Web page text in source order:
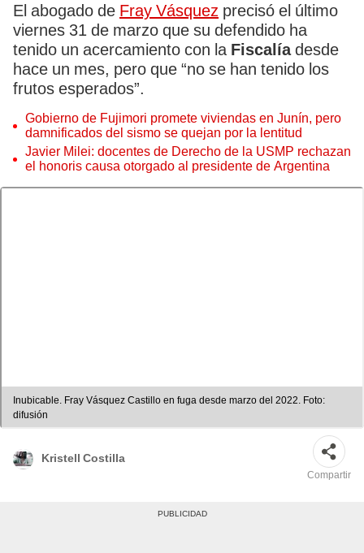
El abogado de Fray Vásquez precisó el último
viernes 31 de marzo que su defendido ha
tenido un acercamiento con la Fiscalíadesde
hace un mes, pero que “no se han tenido los
frutos esperados”.
Gobierno de Fujimori promete viviendas en Junín, pero
damnificados del sismo se quejan por la lentitud
Javier Milei: docentes de Derecho de la USMP rechazan
el honoris causa otorgado al presidente de Argentina
Inubicable. Fray Vásquez Castillo en fuga desde marzo del 2022. Foto:
difusión
Kristell Costilla
Compartir